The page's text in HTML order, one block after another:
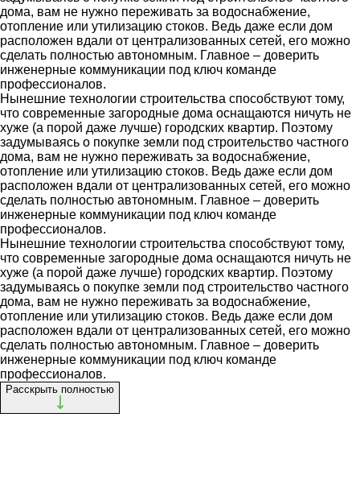
дома, вам не нужно переживать за водоснабжение,
отопление или утилизацию стоков. Ведь даже если дом
расположен вдали от централизованных сетей, его можно
сделать полностью автономным. Главное – доверить
инженерные коммуникации под ключ команде
профессионалов.
Нынешние технологии строительства способствуют тому,
что современные загородные дома оснащаются ничуть не
хуже (а порой даже лучше) городских квартир. Поэтому
задумываясь о покупке земли под строительство частного
дома, вам не нужно переживать за водоснабжение,
отопление или утилизацию стоков. Ведь даже если дом
расположен вдали от централизованных сетей, его можно
сделать полностью автономным. Главное – доверить
инженерные коммуникации под ключ команде
профессионалов.
Нынешние технологии строительства способствуют тому,
что современные загородные дома оснащаются ничуть не
хуже (а порой даже лучше) городских квартир. Поэтому
задумываясь о покупке земли под строительство частного
дома, вам не нужно переживать за водоснабжение,
отопление или утилизацию стоков. Ведь даже если дом
расположен вдали от централизованных сетей, его можно
сделать полностью автономным. Главное – доверить
инженерные коммуникации под ключ команде
профессионалов.
Расскрыть полностью